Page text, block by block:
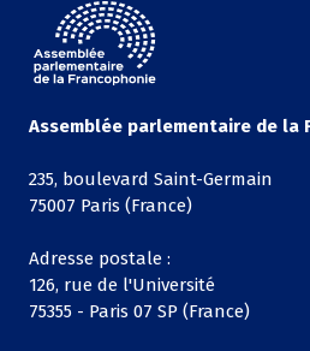
Assemblée parlementaire de la
235, boulevard Saint-Germain
75007 Paris (France)
Adresse postale :
126, rue de l'Université
75355 - Paris 07 SP (France)